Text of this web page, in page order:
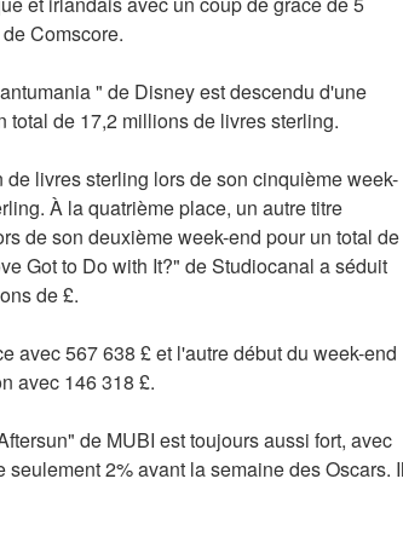
Comscore.
" de Disney est descendu d'une
de 17,2 millions de livres sterling.
livres sterling lors de son cinquième week-
À la quatrième place, un autre titre
de son deuxième week-end pour un total de
Got to Do with It?" de Studiocanal a séduit
de £.
avec 567 638 £ et l'autre début du week-end
avec 146 318 £.
de MUBI est toujours aussi fort, avec
2% avant la semaine des Oscars. Il